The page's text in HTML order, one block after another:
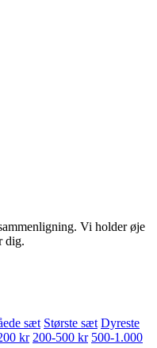
Vi holder øje
dig.
sæt Største sæt Dyreste
kr 200-500 kr 500-1.000